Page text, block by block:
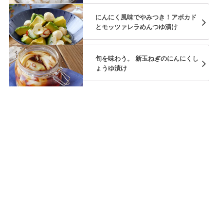
にんにく風味でやみつき！アボカド
とモッツァレラめんつゆ漬け
旬を味わう。 新玉ねぎのにんにくし
ょうゆ漬け